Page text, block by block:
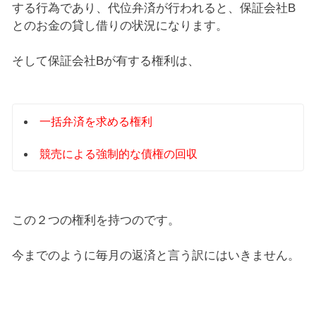
する行為であり、代位弁済が行われると、保証会社B
とのお金の貸し借りの状況になります。
そして保証会社Bが有する権利は、
一括弁済を求める権利
競売による強制的な債権の回収
この２つの権利を持つのです。
今までのように毎月の返済と言う訳にはいきません。